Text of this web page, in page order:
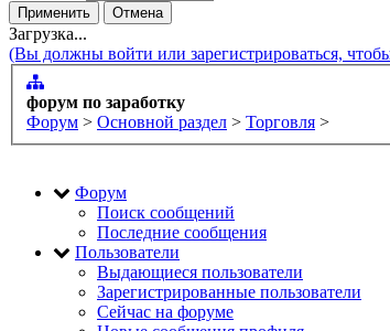
Загрузка...
(Вы должны войти или зарегистрироваться,
форум по заработку
Форум > Основной раздел > Торговля >
Форум
Поиск сообщений
Последние сообщения
Пользователи
Выдающиеся пользователи
Зарегистрированные пользователи
Сейчас на форуме